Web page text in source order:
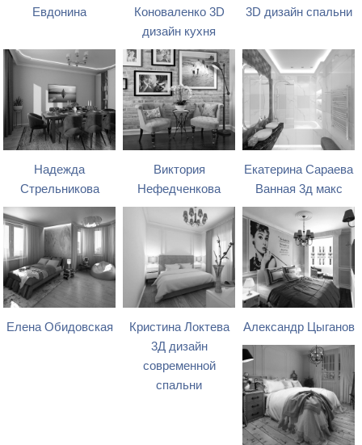
Евдонина
Коноваленко 3D
дизайн кухня
3D дизайн спальни
Надежда
Стрельникова
Виктория
Нефедченкова
Екатерина Сараева
Ванная 3д макс
Елена Обидовская
Кристина Локтева
3Д дизайн
современной
спальни
Александр Цыганов